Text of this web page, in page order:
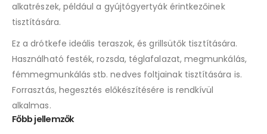
alkatrészek, például a gyújtógyertyák érintkezőinek
tisztítására.
Ez a drótkefe ideális teraszok, és grillsütők tisztítására.
Használható festék, rozsda, téglafalazat, megmunkálás,
fémmegmunkálás stb. nedves foltjainak tisztítására is.
Forrasztás, hegesztés előkészítésére is rendkívül
alkalmas.
Főbb jellemzők